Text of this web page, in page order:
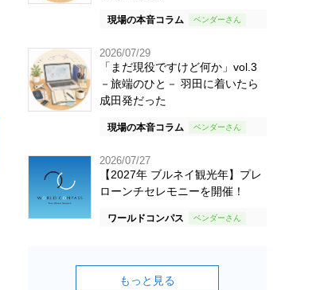
現場の本音コラム
2026/07/29
「まだ現役ですけど何か」vol.3
－旅端のひと－ 羽田に着いたら
成田発だった
現場の本音コラム
2026/07/27
【2027年 ブルネイ観光年】プレ
ローンチセレモニーを開催！
ワールドコンパス
もっと見る